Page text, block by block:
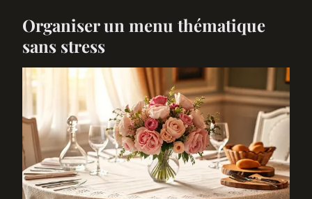
Organiser un menu thématique
sans stress